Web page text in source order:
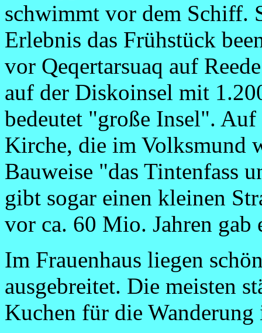
schwimmt vor dem Schiff.
Erlebnis das Frühstück
vor Qeqertarsuaq auf
auf der Diskoinsel mit
bedeutet "große Insel".
Kirche, die im Volksmund
Bauweise "das Tintenfass
gibt sogar einen kleinen
vor ca. 60 Mio. Jahren
Im Frauenhaus liegen
ausgebreitet. Die meisten
Kuchen für die Wanderung